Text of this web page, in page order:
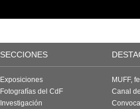
SECCIONES
Exposiciones
Fotografías del CdF
Investigación
MUFF,
Canal